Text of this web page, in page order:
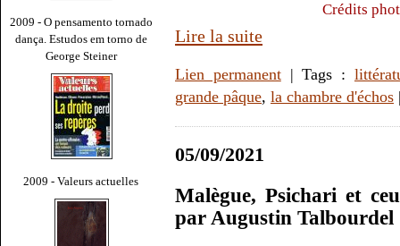
2009 - O pensamento tornado
dança. Estudos em torno de
George Steiner
2009 - Valeurs actuelles
Crédits
Lire la suite
Lien permanent| Tags :
grande pâque, la chambre d'échos
05/09/2021
Malègue, Psichari et
par Augustin Talbourdel